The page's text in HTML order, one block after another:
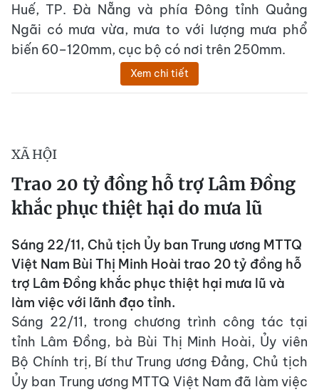
Huế, TP. Đà Nẵng và phía Đông tỉnh Quảng
Ngãi có mưa vừa, mưa to với lượng mưa phổ
biến 60–120mm, cục bộ có nơi trên 250mm.
Xem chi tiết
XÃ HỘI
Trao 20 tỷ đồng hỗ trợ Lâm Đồng
khắc phục thiệt hại do mưa lũ
Sáng 22/11, Chủ tịch Ủy ban Trung ương MTTQ
Việt Nam Bùi Thị Minh Hoài trao 20 tỷ đồng hỗ
trợ Lâm Đồng khắc phục thiệt hại mưa lũ và
làm việc với lãnh đạo tỉnh.
Sáng 22/11, trong chương trình công tác tại
tỉnh Lâm Đồng, bà Bùi Thị Minh Hoài, Ủy viên
Bộ Chính trị, Bí thư Trung ương Đảng, Chủ tịch
Ủy ban Trung ương MTTQ Việt Nam đã làm việc